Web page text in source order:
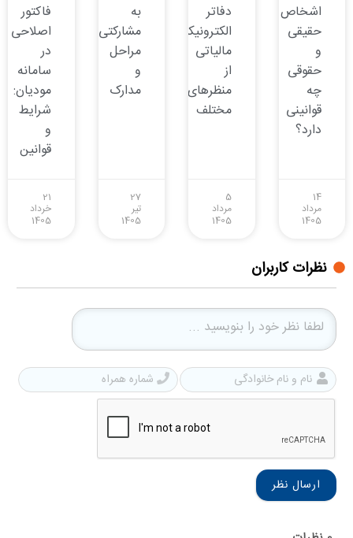
اشخاص
حقیقی
و
حقوقی
چه
قوانینی
دارد؟
14
مرداد
1405
دفاتر
الکترونیکی
مالیاتی
از
منظرهای
مختلف
5
مرداد
1405
به
مشارکتی:
مراحل
و
مدارک
27
تیر
1405
فاکتور
اصلاحی
در
سامانه
مودیان:
شرایط
و
قوانین
21
خرداد
1405
نظرات کاربران
نام
و
نام